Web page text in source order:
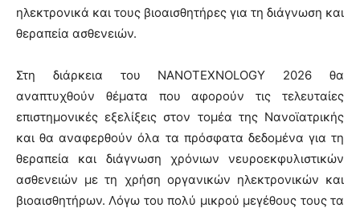
ηλεκτρονικά και τους βιοαισθητήρες για τη διάγνωση και
θεραπεία ασθενειών.
Στη διάρκεια του NANOTEXNOLOGY 2026 θα
αναπτυχθούν θέματα που αφορούν τις τελευταίες
επιστημονικές εξελίξεις στον τομέα της Νανοϊατρικής
και θα αναφερθούν όλα τα πρόσφατα δεδομένα για τη
θεραπεία και διάγνωση χρόνιων νευροεκφυλιστικών
ασθενειών με τη χρήση οργανικών ηλεκτρονικών και
βιοαισθητήρων. Λόγω του πολύ μικρού μεγέθους τους τα